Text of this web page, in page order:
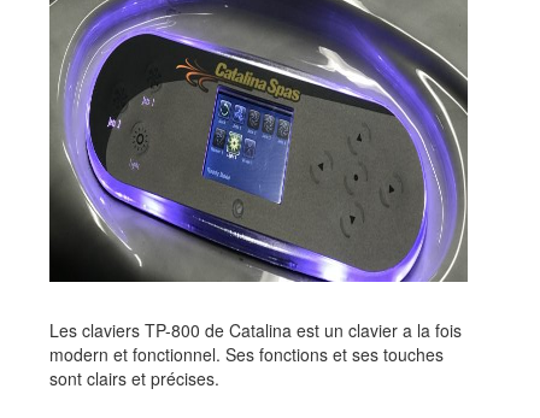
Les claviers TP-800 de Catalina est un clavier a la fois
modern et fonctionnel. Ses fonctions et ses touches
sont clairs et précises.